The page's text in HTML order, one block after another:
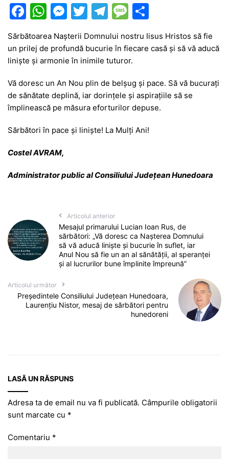
F
c
e
b
o
o
k
W
at
s
A
p
p
M
s
s
e
n
g
er
T
itt
er
T
el
e
gr
a
m
M
s
s
a
g
e
ar
ta
a
z
ă
Sărbătoarea Nașterii Domnului nostru Iisus Hristos să fie
un prilej de profundă bucurie în fiecare casă și să vă aducă
liniște și armonie în inimile tuturor.
Vă doresc un An Nou plin de belșug și pace. Să vă bucurați
de sănătate deplină, iar dorințele și aspirațiile să se
împlinească pe măsura eforturilor depuse.
Sărbători în pace și liniște! La Mulți Ani!
Costel AVRAM,
Administrator public al Consiliului Județean Hunedoara
Articolul anterior
Mesajul primarului Lucian Ioan Rus, de
sărbători: „Vă doresc ca Nașterea Domnului
să vă aducă liniște și bucurie în suflet, iar
Anul Nou să fie un an al sănătății, al speranței
și al lucrurilor bune împlinite împreună”
Articolul următor
Președintele Consiliului Județean Hunedoara,
Laurențiu Nistor, mesaj de sărbători pentru
hunedoreni
LASĂ UN RĂSPUNS
Adresa ta de email nu va fi publicată. Câmpurile obligatorii
sunt marcate cu *
Comentariu *